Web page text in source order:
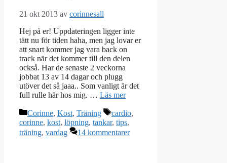
21 okt 2013 av corinnesall
Hej på er! Uppdateringen ligger inte
tätt nu för tiden haha, men jag lovar er
att snart kommer jag vara back on
track när det kommer till den delen
också. Har de senaste 2 veckorna
jobbat 13 av 14 dagar och plugg
utöver det så jaaa.. Som vanligt är det
full rulle här hos mig. … Läs mer
Kategorier
Corinne, Kost, Träning Etiketter
cardio,
corinne, kost, löpning, tankar, tips,
träning, vardag 14 kommentarer